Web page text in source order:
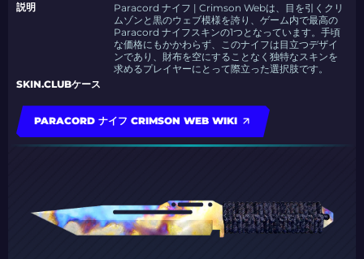
説明
Paracord ナイフ | Crimson Webは、目を引くクリ
ムゾンと黒のウェブ模様を誇り、ゲーム内で最高の
Paracord ナイフスキンの1つとなっています。手頃
な価格にもかかわらず、このナイフは目立つデザイ
ンであり、財布を空にすることなく独特なスキンを
求めるプレイヤーにとって際立った選択肢です。
SKIN.CLUBケース
PARACORD ナイフ CRIMSON WEB WIKI